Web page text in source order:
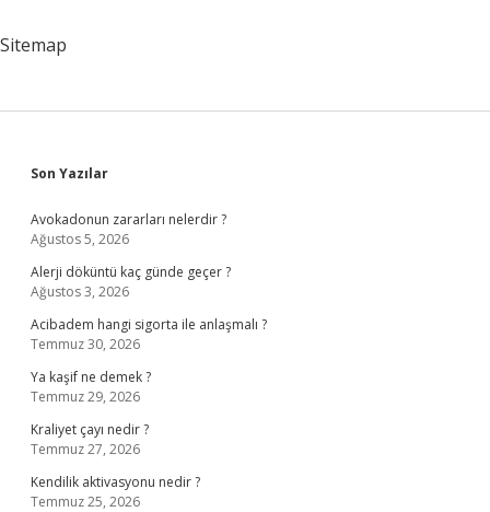
Sitemap
Sidebar
Son Yazılar
Avokadonun zararları nelerdir ?
Ağustos 5, 2026
Alerji döküntü kaç günde geçer ?
Ağustos 3, 2026
Acibadem hangi sigorta ile anlaşmalı ?
Temmuz 30, 2026
Ya kaşif ne demek ?
Temmuz 29, 2026
Kraliyet çayı nedir ?
Temmuz 27, 2026
Kendilik aktivasyonu nedir ?
Temmuz 25, 2026